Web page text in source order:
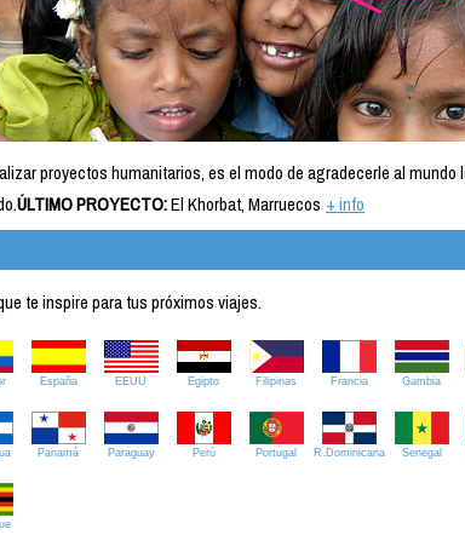
proyectos humanitarios, es el modo de agradecerle al mundo
ÚLTIMO PROYECTO:El Khorbat, Marruecos + info
te inspire para tus próximos viajes.
España EEUU Egipto Filipinas Francia Gambia
Panamá Paraguay Perú Portugal R.Dominicana Senegal